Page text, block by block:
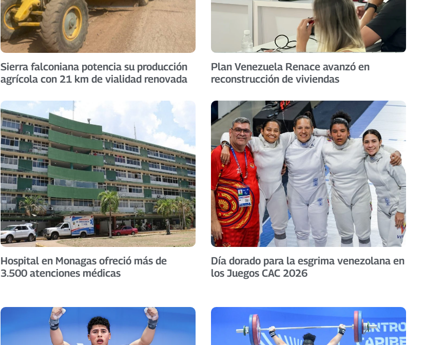
Sierra falconiana potencia su producción
agrícola con 21 km de vialidad renovada
Plan Venezuela Renace avanzó en
reconstrucción de viviendas
Hospital en Monagas ofreció más de
3.500 atenciones médicas
Día dorado para la esgrima venezolana en
los Juegos CAC 2026